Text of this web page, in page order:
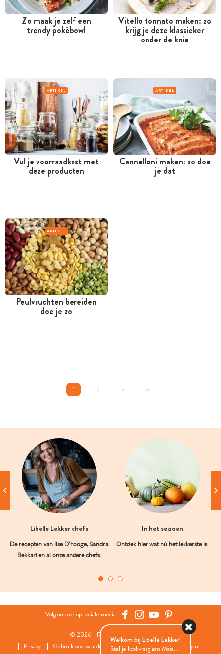
Zo maak je zelf een
trendy pokébowl
Vitello tonnato maken: zo
krijg je deze klassieker
onder de knie
ARTIKEL
Vul je voorraadkast met
deze producten
ARTIKEL
Cannelloni maken: zo doe
je dat
ARTIKEL
Peulvruchten bereiden
doe je zo
1 2 > >>
Libelle Lekker chefs
De recepten van Ilse D’hooge, Sandra
Bekkari en al onze andere chefs.
In het seizoen
Ontdek hier wat nú het lekkerste is.
Volg ons ook op sociale media:
© 2026 - Roularta Media Group
Privacy
Gebruiksvoorwaarden Cookies Cookies instellingen
Welkom bij Libelle Lekker!
Stel je kookvraag aan Maia...